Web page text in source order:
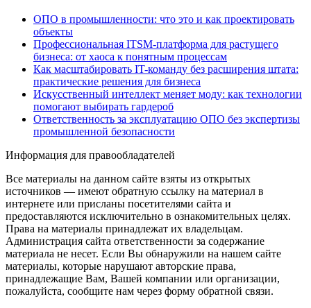
ОПО в промышленности: что это и как проектировать
объекты
Профессиональная ITSM-платформа для растущего
бизнеса: от хаоса к понятным процессам
Как масштабировать IT-команду без расширения штата:
практические решения для бизнеса
Искусственный интеллект меняет моду: как технологии
помогают выбирать гардероб
Ответственность за эксплуатацию ОПО без экспертизы
промышленной безопасности
Информация для правообладателей
Все материалы на данном сайте взяты из открытых
источников — имеют обратную ссылку на материал в
интернете или присланы посетителями сайта и
предоставляются исключительно в ознакомительных целях.
Права на материалы принадлежат их владельцам.
Администрация сайта ответственности за содержание
материала не несет. Если Вы обнаружили на нашем сайте
материалы, которые нарушают авторские права,
принадлежащие Вам, Вашей компании или организации,
пожалуйста, сообщите нам через форму обратной связи.